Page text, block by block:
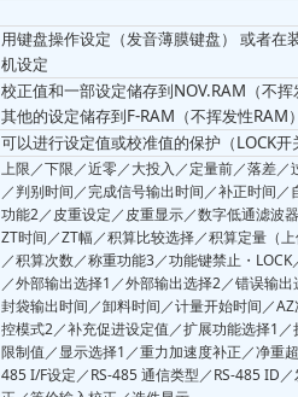
用键盘操作设定（发音薄膜键盘） 或者在
机设定
校正值和一部设定储存到NOV.RAM（不
其他的设定储存到F-RAM（不挥发性RAM
可以进行设定值或校准值的保护（LOCK开
上限／下限／近零／大投入／定量前／落差
／判别时间／完成信号输出时间／补正时间
功能2／皮重设定／皮重显示／数字低通滤波
ZT时间／ZT幅／积算比较选择／积算定量（
／积算次数／称重功能3／功能键禁止・
／外部输出选择1／外部输出选择2／错误输
封袋输出时间／卸料时间／计量开始时间／
控模式2／补充促进设定值／扩展功能选择1
限制值／显示选择1／重力加速度补正／净重
485 I/F设定／RS-485 通信类型／RS-485 ID